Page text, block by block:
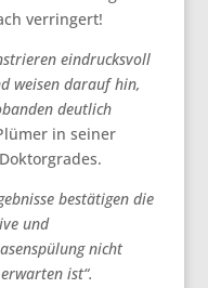
verringert!
eindrucksvoll
weisen darauf hin,
deutlich
in seiner
bestätigen die
und
nicht
ist“.